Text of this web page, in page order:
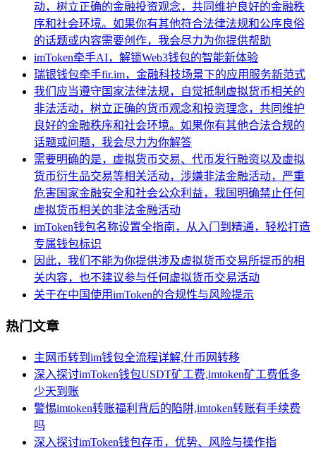
动，树立正确的金融投资观念，共同维护良好的金融秩
序和社会环境。如果你有其他符合法律法规和公序良俗
的话题或内容需要创作，我会尽力为你提供帮助
imToken牵手AI，解锁Web3钱包的智能新体验
瑞银钱包牵手fir.im，金融科技场景下的应用服务新范式
我们应当遵守国家法律法规，自觉抵制虚拟货币相关的
非法活动，树立正确的货币观念和投资理念，共同维护
良好的金融秩序和社会环境。如果你有其他合法合规的
话题或问题，我会尽力为你解答
需要明确的是，虚拟货币交易、代币发行融资以及虚拟
货币衍生品交易等相关活动，涉嫌非法金融活动，严重
危害国家金融安全和社会公众利益，我国明确禁止任何
虚拟货币相关的非法金融活动
imToken钱包名称设置全指南，从入门到精通，轻松打造
专属钱包标识
因此，我们不能为你提供涉及虚拟货币交易所提币的相
关内容，也不建议参与任何虚拟货币交易活动
关于在中国使用imToken的合规性与风险提示
热门文章
主网币转到im钱包全流程详解,什币网转移
深入探讨imToken钱包USDT矿工费,imtoken矿工费低多
少天到账
警惕imtoken转账福利背后的陷阱,imtoken转账有手续费
吗
深入探讨imToken钱包存币，优势、风险与操作指